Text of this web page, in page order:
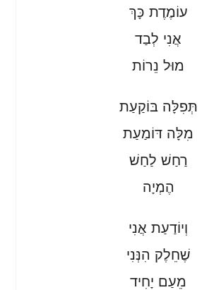
עוֹמֶדֶת כָּךְ
אֲנִי לְבַד
מוּל נֵרוֹת
תְּפִלָּה בּוֹקַעַת
מִלָּה דּוֹמַעַת
רַחַשׁ לַחַשׁ
הֶמְיָה
וְיוֹדַעַת אֲנִי
שֶׁחֵלֶק הִנְּנִי
מֵעַם יָחִיד